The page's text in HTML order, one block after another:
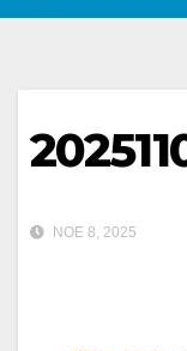
ΝΟΈ 8, 2025